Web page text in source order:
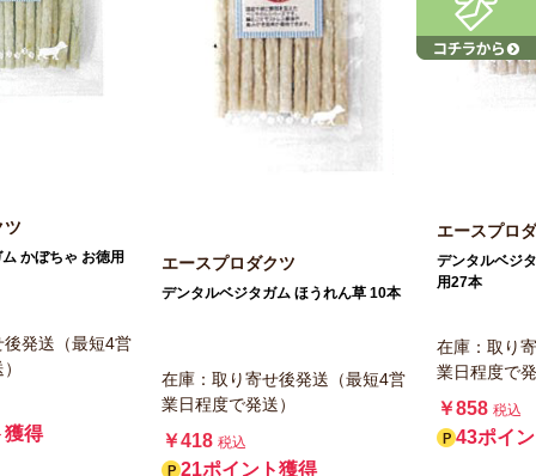
ツ
かぼちゃ お徳用
発送（最短4営
獲得
エースプロダクツ
デンタルベジタガム ほうれん草 10本
在庫：取り寄せ後発送（最短4営
業日程度で発送）
￥418 税込
21ポイント獲得
エースプロ
デンタルベジ
用27本
在庫：取り
業日程度で
￥858 税込
43ポイ